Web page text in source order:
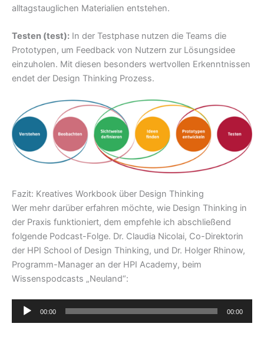
alltagstauglichen Materialien entstehen.
Testen (test): In der Testphase nutzen die Teams die
Prototypen, um Feedback von Nutzern zur Lösungsidee
einzuholen. Mit diesen besonders wertvollen Erkenntnissen
endet der Design Thinking Prozess.
Fazit: Kreatives Workbook über Design Thinking
Wer mehr darüber erfahren möchte, wie Design Thinking in
der Praxis funktioniert, dem empfehle ich abschließend
folgende Podcast-Folge. Dr. Claudia Nicolai, Co-Direktorin
der HPI School of Design Thinking, und Dr. Holger Rhinow,
Programm-Manager an der HPI Academy, beim
Wissenspodcasts „Neuland“:
Audio-
00:00 00:00